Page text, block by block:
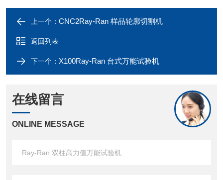
上一个： CNC2Ray-Ran 样品轮廓切割机
返回列表
下一个： X100Ray-Ran 台式万能试验机
在线留言
ONLINE MESSAGE